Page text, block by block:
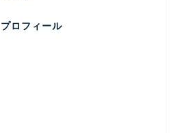
プロフィール